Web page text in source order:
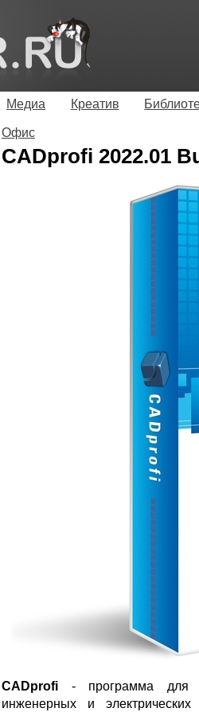
Медиа Креатив
Офис
CADprofi 2022.01
CADprofi - программа для
инженерных и